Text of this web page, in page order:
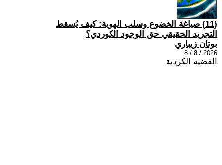
(11) صياغة الخضوع وسلب الهوية: كيف يُسقط
التجريد الحقيقي حق الوجود الكوردي؟
بوتان زيباري
2026 / 8 / 8
القضية الكردية